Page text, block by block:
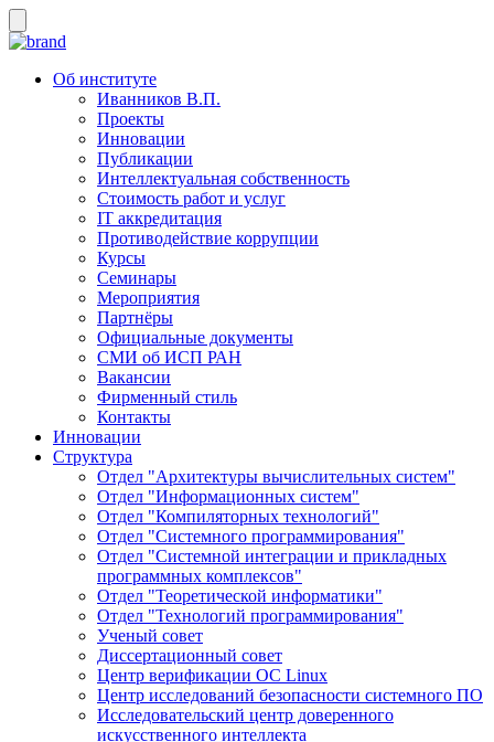
Об институте
Иванников В.П.
Проекты
Инновации
Публикации
Интеллектуальная собственность
Стоимость работ и услуг
IT аккредитация
Противодействие коррупции
Курсы
Семинары
Мероприятия
Партнёры
Официальные документы
СМИ об ИСП РАН
Вакансии
Фирменный стиль
Контакты
Инновации
Структура
Отдел "Архитектуры вычислительных систем"
Отдел "Информационных систем"
Отдел "Компиляторных технологий"
Отдел "Системного программирования"
Отдел "Системной интеграции и прикладных
программных комплексов"
Отдел "Теоретической информатики"
Отдел "Технологий программирования"
Ученый совет
Диссертационный совет
Центр верификации ОС Linux
Центр исследований безопасности системного ПО
Исследовательский центр доверенного
искусственного интеллекта